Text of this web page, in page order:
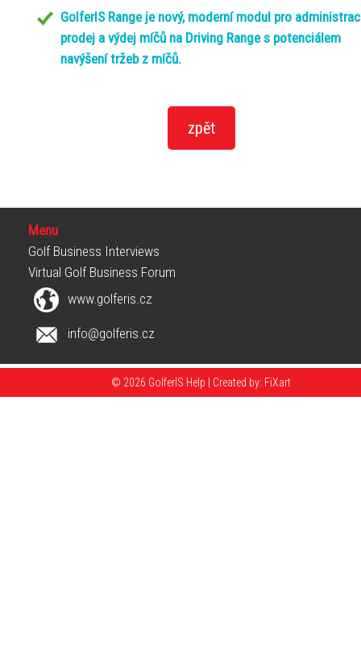
GolferIS Range je nový, moderní modul pro
prodej a výdej míčů na Driving Range s potenciálem
navýšení tržeb z míčů.
Menu
Golf Business Interviews
Virtual Golf Business Forum
www.golferis.cz
info@golferis.cz
© 2026 GolferIS Help | Created by: FiXart